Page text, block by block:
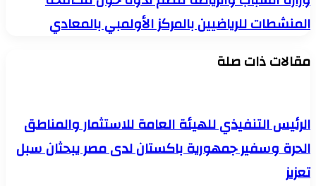
بالزعانف
فيةإيطاليا
منطقة
الإسماعيلية
الشباب
والرياضة
حول
بالمركز
الأولمبي
بالمعادي
المنشطات للرياضيين بالمركز الأولمبي بالمعادي
مقالات ذات صلة
الرئيس التنفيذي للهيئة العامة للاستثمار والمناطق
الحرة وسفير جمهورية باكستان لدى مصر يبحثان سبل
تعزيز